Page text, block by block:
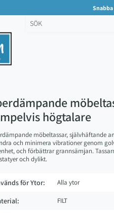
Snabba
högtalare
möbeltassar, självhäftande
och minimera vibrationer genom
och förbättrar grannsämjan.
och dylikt.
för Ytor: Alla ytor
FILT